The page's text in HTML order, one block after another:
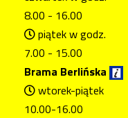
8.00 - 16.00
piątek w godz.
7.00 - 15.00
Brama Berlińska
wtorek-piątek
10.00-16.00